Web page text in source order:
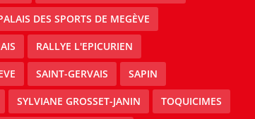
DES SPORTS DE MEGÈVE
RALLYE L'EPICURIEN
SAINT-GERVAIS SAPIN
SYLVIANE GROSSET-JANIN TOQUICIMES